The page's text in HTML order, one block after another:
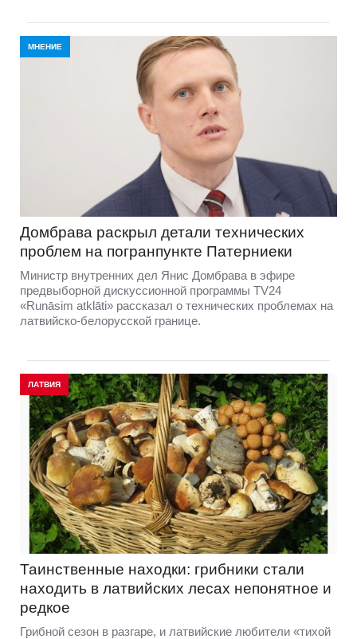
МНЕНИЕ
Домбравa раскрыл детали технических
проблем на погранпункте Патерниеки
Министр внутренних дел Янис Домбрава в эфире
предвыборной дискуссионной программы TV24
«Runāsim atklāti» рассказал о технических проблемах на
латвийско-белорусской границе.
ЛАТВИЯ
Таинственные находки: грибники стали
находить в латвийских лесах непонятное и
редкое
Грибной сезон в разгаре, и латвийские любители «тихой